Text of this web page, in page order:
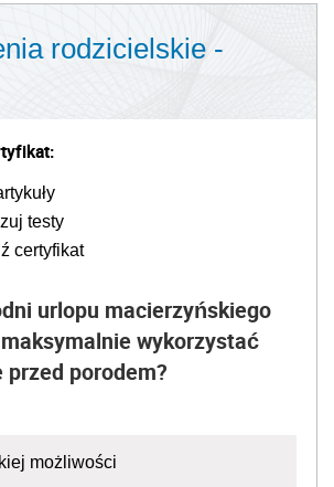
rodzicielskie -
testy
certyfikat
urlopu macierzyńskiego
wykorzystać
przed porodem?
możliwości